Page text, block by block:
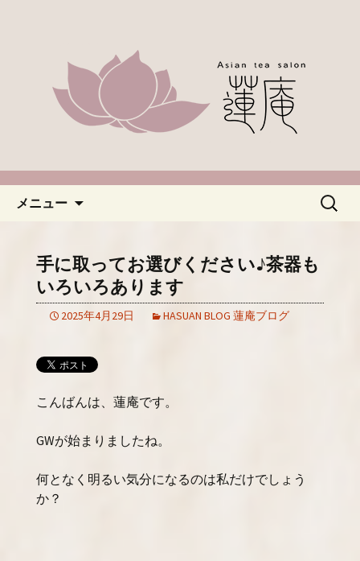
「名古屋・緑区で中国茶が楽し
めるカフェ蓮庵～はすあん
～」のブログ
とした癒しの空間でカフェ使いにどう
ぞ。やさしい甘さ控えめのスイーツや
天津などもございます。新着情報はこ
ちらからチェックしてください。
メニュー
検
手に取ってお選びください♪茶器も
いろいろあります
2025年4月29日 HASUAN BLOG 蓮庵ブログ
こんばんは、蓮庵です。
GWが始まりましたね。
何となく明るい気分になるのは私だけでしょう
か？